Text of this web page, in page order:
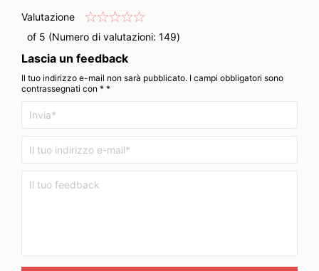
Valutazione
of 5 (Numero di valutazioni: 149)
Lascia un feedback
Il tuo indirizzo e-mail non sarà pubblicato. I campi obbligatori sono
contrassegnati con * *